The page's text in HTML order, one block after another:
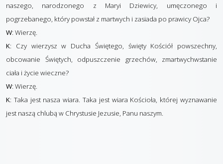
naszego, narodzonego z Maryi Dziewicy, umęczonego i
pogrzebanego, który powstał z martwych i zasiada po prawicy Ojca?
W: Wierzę.
K: Czy wierzysz w Ducha Świętego, święty Kościół powszechny,
obcowanie Świętych, odpuszczenie grzechów, zmartwychwstanie
ciała i życie wieczne?
W: Wierzę.
K: Taka jest nasza wiara. Taka jest wiara Kościoła, której wyznawanie
jest naszą chlubą w Chrystusie Jezusie, Panu naszym.